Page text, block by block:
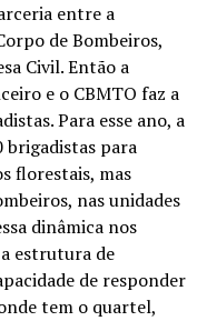
entre a
de Bombeiros,
Civil. Então a
e o CBMTO faz a
Para esse ano, a
brigadistas para
florestais, mas
nas unidades
dinâmica nos
estrutura de
de responder
tem o quartel,